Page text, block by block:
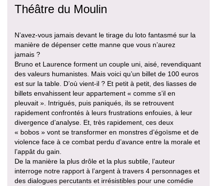
Théâtre du Moulin
N’avez-vous jamais devant le tirage du loto fantasmé sur la
manière de dépenser cette manne que vous n’aurez
jamais ?
Bruno et Laurence forment un couple uni, aisé, revendiquant
des valeurs humanistes. Mais voici qu’un billet de 100 euros
est sur la table. D’où vient-il ? Et petit à petit, des liasses de
billets envahissent leur appartement « comme s’il en
pleuvait ». Intrigués, puis paniqués, ils se retrouvent
rapidement confrontés à leurs frustrations enfouies, à leur
divergence d’analyse. Et, très rapidement, ces deux
« bobos » vont se transformer en monstres d’égoïsme et de
violence face à ce combat perdu d’avance entre la morale et
l’appât du gain.
De la manière la plus drôle et la plus subtile, l’auteur
interroge notre rapport à l’argent à travers 4 personnages et
des dialogues percutants et irrésistibles pour une comédie